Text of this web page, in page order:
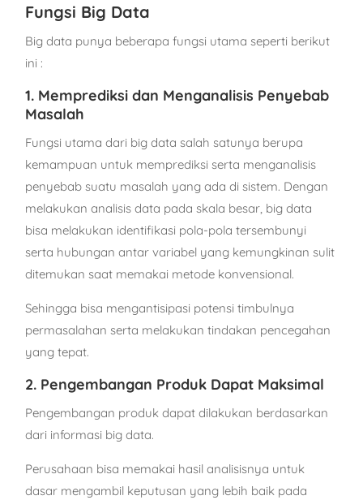
Fungsi Big Data
Big data punya beberapa fungsi utama seperti berikut
ini :
1. Memprediksi dan Menganalisis Penyebab
Masalah
Fungsi utama dari big data salah satunya berupa
kemampuan untuk memprediksi serta menganalisis
penyebab suatu masalah yang ada di sistem. Dengan
melakukan analisis data pada skala besar, big data
bisa melakukan identifikasi pola-pola tersembunyi
serta hubungan antar variabel yang kemungkinan sulit
ditemukan saat memakai metode konvensional.
Sehingga bisa mengantisipasi potensi timbulnya
permasalahan serta melakukan tindakan pencegahan
yang tepat.
2. Pengembangan Produk Dapat Maksimal
Pengembangan produk dapat dilakukan berdasarkan
dari informasi big data.
Perusahaan bisa memakai hasil analisisnya untuk
dasar mengambil keputusan yang lebih baik pada